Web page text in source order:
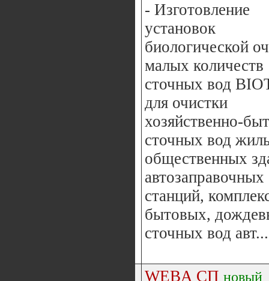
- Изготовление
установок
биологической
малых количеств
сточных вод
для очистки
хозяйственно-
сточных вод
общественных
автозаправочных
станций,
бытовых,
сточных вод авт...
WEBA СП новый